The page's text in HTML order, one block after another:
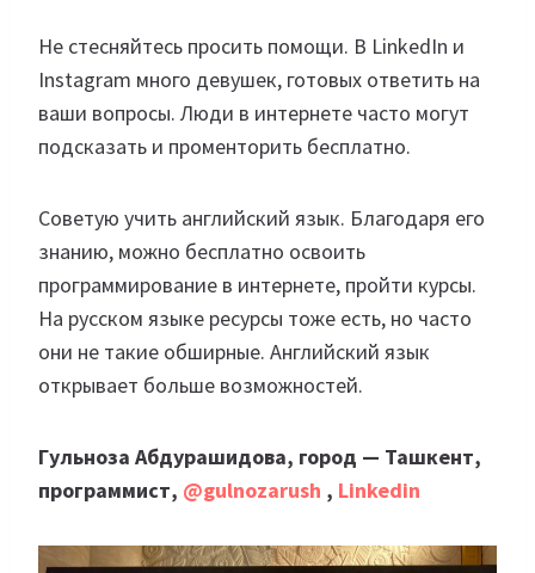
Не стесняйтесь просить помощи. В LinkedIn и
Instagram много девушек, готовых ответить на
ваши вопросы. Люди в интернете часто могут
подсказать и променторить бесплатно.
Советую учить английский язык. Благодаря его
знанию, можно бесплатно освоить
программирование в интернете, пройти курсы.
На русском языке ресурсы тоже есть, но часто
они не такие обширные. Английский язык
открывает больше возможностей.
Гульноза Абдурашидова, город — Ташкент,
программист, @gulnozarush , Linkedin